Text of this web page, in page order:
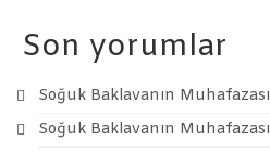
Son yorumlar
Soğuk Baklavanın Muhafazası
Soğuk Baklavanın Muhafazası